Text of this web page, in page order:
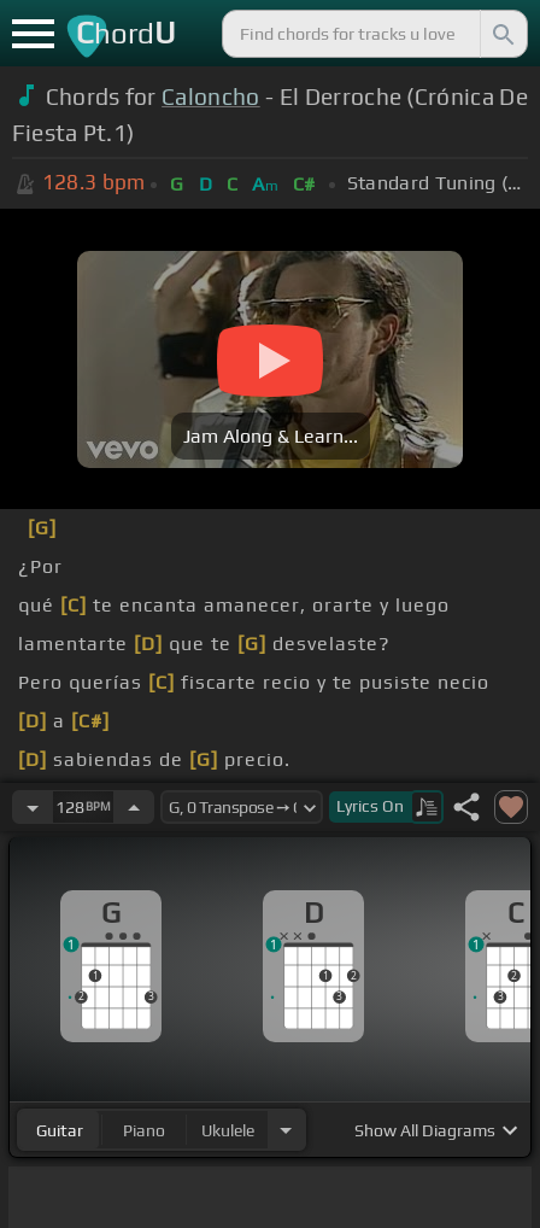
ChordU
Chords for Caloncho - El Derroche (Crónica De
Fiesta Pt.1)
128.3 bpm G D C Am C# Standard Tuning (EADGBE)
Jam Along & Learn...
[G]
¿Por
qué [C] te encanta amanecer, orarte y luego
lamentarte [D] que te [G] desvelaste?
Pero querías [C] fiscarte recio y te pusiste necio
[D] a [C#]
[D] sabiendas de [G] precio.
derroche de felicidad,
siguiente.
128BPM Lyrics On
G
2
1
3
1
D
1
3
2
1
C
3
2
1
Guitar Piano Ukulele ShowAll Diagrams